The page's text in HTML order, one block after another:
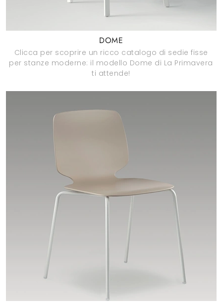
DOME
Clicca per scoprire un ricco catalogo di sedie fisse
per stanze moderne: il modello Dome di La Primavera
ti attende!